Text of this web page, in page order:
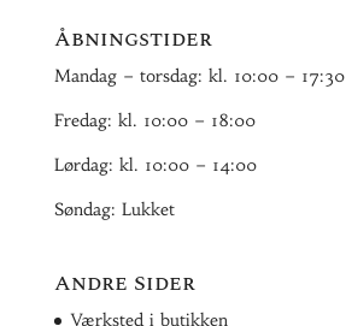
Åbningstider
Mandag – torsdag: kl. 10:00 – 17:30
Fredag: kl. 10:00 – 18:00
Lørdag: kl. 10:00 – 14:00
Søndag: Lukket
Andre Sider
Værksted i butikken